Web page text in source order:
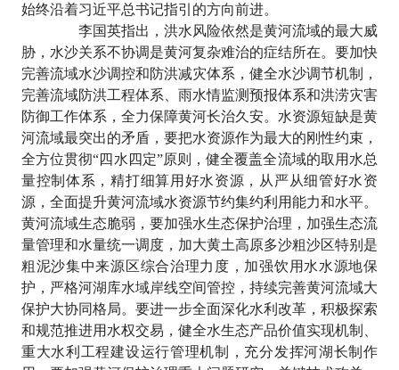
始终沿着习近平总书记指引的方向前进。
李国英指出，洪水风险依然是黄河流域的最大威
胁，水沙关系不协调是黄河复杂难治的症结所在。要加快
完善流域水沙调控和防洪减灾体系，健全水沙调节机制，
完善流域防洪工程体系、雨水情监测预报体系和洪涝灾害
防御工作体系，全力保障黄河长治久安。水资源短缺是黄
河流域最突出的矛盾，要把水资源作为最大的刚性约束，
全方位贯彻“四水四定”原则，健全覆盖全流域的取用水总
量控制体系，精打细算用好水资源，从严从细管好水资
源，全面提升黄河流域水资源节约集约利用能力和水平。
黄河流域生态脆弱，要加强水生态保护治理，加强生态流
量管理和水量统一调度，加大黄土高原多沙粗沙区特别是
粗泥沙集中来源区综合治理力度，加强饮用水水源地保
护，严格河湖库水域岸线空间管控，持续完善黄河流域大
保护大协同格局。要进一步全面深化水利改革，积极探索
和规范推进用水权交易，健全水生态产品价值实现机制、
重大水利工程建设运行管理机制，充分发挥河湖长制作